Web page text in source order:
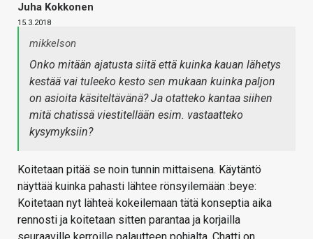
Juha Kokkonen
15.3.2018
mikkelson
Onko mitään ajatusta siitä että kuinka kauan lähetys
kestää vai tuleeko kesto sen mukaan kuinka paljon
on asioita käsiteltävänä? Ja otatteko kantaa siihen
mitä chatissä viestitellään esim. vastaatteko
kysymyksiin?
Koitetaan pitää se noin tunnin mittaisena. Käytäntö
näyttää kuinka pahasti lähtee rönsyilemään :beye:
Koitetaan nyt lähteä kokeilemaan tätä konseptia aika
rennosti ja koitetaan sitten parantaa ja korjailla